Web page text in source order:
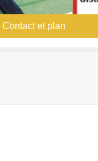
Contact et plan